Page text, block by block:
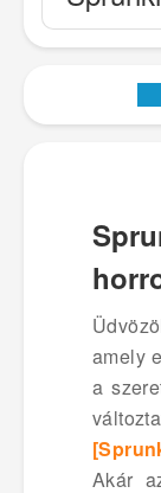
amely
a
Akár